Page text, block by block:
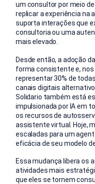
um consultor por meio
replicar a experiência na
suporta interações que
consultoria ou uma
mais elevado.
Desde então, a adoção
forma consistente e,
representar 30% de
canais digitais
Solidario também está
impulsionada por IA em
os recursos de
assistente virtual. Hoje,
escaladas para um
eficácia de seu modelo
Essa mudança libera os
atividades mais
que eles se tornem